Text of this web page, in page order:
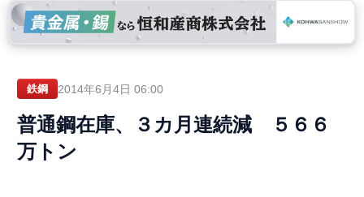
鉄鋼 2014年6月4日 06:00
普通鋼在庫、３カ月連続減 ５６６
万トン